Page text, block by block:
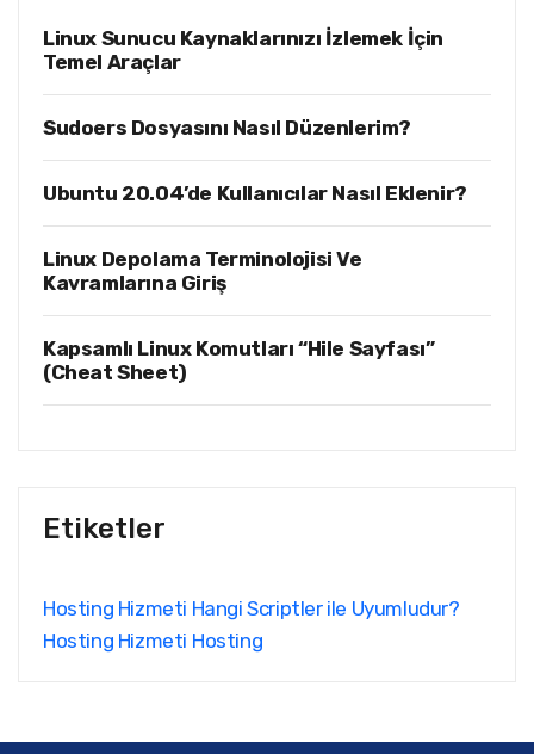
Linux Sunucu Kaynaklarınızı İzlemek İçin
Temel Araçlar
Sudoers Dosyasını Nasıl Düzenlerim?
Ubuntu 20.04’de Kullanıcılar Nasıl Eklenir?
Linux Depolama Terminolojisi Ve
Kavramlarına Giriş
Kapsamlı Linux Komutları “Hile Sayfası”
(Cheat Sheet)
Etiketler
Hosting Hizmeti Hangi Scriptler ile Uyumludur?
Hosting Hizmeti Hosting